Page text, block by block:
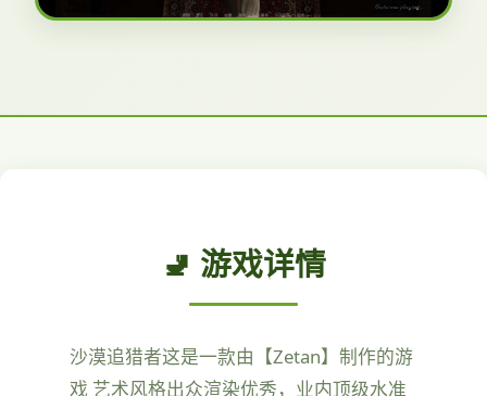
🚽 游戏详情
沙漠追猎者这是一款由【Zetan】制作的游
戏 艺术风格出众渲染优秀，业内顶级水准